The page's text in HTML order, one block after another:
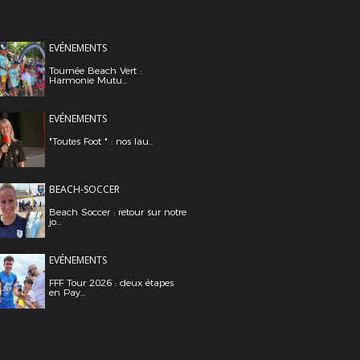
EVÉNEMENTS
Tournée Beach Vert :
Harmonie Mutu...
EVÉNEMENTS
"Toutes Foot " : nos lau...
BEACH-SOCCER
Beach Soccer : retour sur notre
jo...
EVÉNEMENTS
FFF Tour 2026 : deux étapes
en Pay...